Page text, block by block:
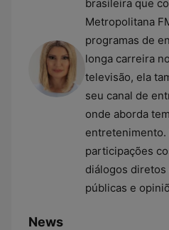
brasileira que
Metropolitana
programas de
longa carreira
televisão, ela
seu canal de
onde aborda
entretenimento.
participações
diálogos
públicas e
News